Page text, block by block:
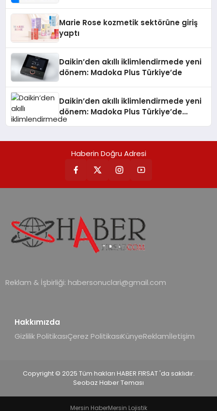
Marie Rose kozmetik sektörüne giriş
yaptı
Daikin’den akıllı iklimlendirmede yeni
dönem: Madoka Plus Türkiye’de
Daikin’den akıllı iklimlendirmede yeni
dönem: Madoka Plus Türkiye’de
Daikin’in kullanıcı dostu tasarımıyla
teknolojilerle donatılmış son modeli
VRV kontrol ünitesi Madoka Plus
Türkiye’de satışa sunuldu. Tam
dokunmatik ekranı, mobil uygulama
desteği ve akıllı sensör entegrasyonu
verimli hale getiriyor. Enerji
verimliliğini artırırken modern yaşam
alanlarında teknolojiyi estetik ile bulu
Haberin Doğru Adresi
Reklam & İşbirliği: habersonuclari@gmail.com
Hakkımızda
Gizlilik PolitikasıÇerez PolitikasıKünyeReklamİletişim
Copyright © 2025 Tüm hakları HABER FIRSAT 'da saklıdır.
Seobaz Haber Teması
Mersin HaberMersin Lojistik